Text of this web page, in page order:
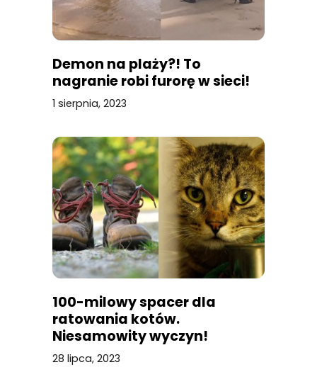
Demon na plaży?! To
nagranie robi furorę w sieci!
1 sierpnia, 2023
100-milowy spacer dla
ratowania kotów.
Niesamowity wyczyn!
28 lipca, 2023